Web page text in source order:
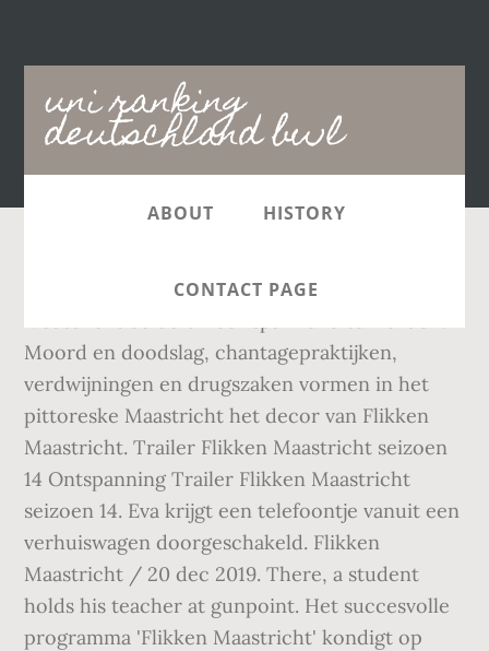
uni ranking
deutschland bwl
Main
navigation
ABOUT HISTORY
CONTACT PAGE
Review TV. Het nieuwe seizoen van Flikken
Moord en doodslag, chantagepraktijken,
verdwijningen en drugszaken vormen in het
pittoreske Maastricht het decor van Flikken
Maastricht. Trailer Flikken Maastricht seizoen
14 Ontspanning Trailer Flikken Maastricht
seizoen 14. Eva krijgt een telefoontje vanuit een
verhuiswagen doorgeschakeld. Flikken
Maastricht / 20 dec 2019. There, a student
holds his teacher at gunpoint. Het succesvolle
programma 'Flikken Maastricht' kondigt op